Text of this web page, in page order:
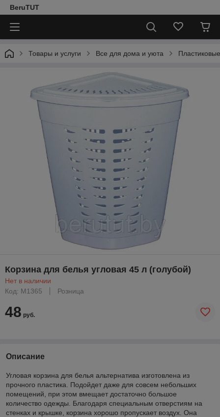
BeruTUT
Товары и услуги Все для дома и уюта
Корзина для белья угловая 45 л (голубой)
Нет в наличии
Код: М1365
Розница
48 руб.
Описание
Угловая корзина для белья альтернатива изготовлена из
прочного пластика. Подойдет даже для совсем небольших
помещений, при этом вмещает достаточно большое
количество одежды. Благодаря специальным отверстиям на
стенках и крышке, корзина хорошо пропускает воздух. Она